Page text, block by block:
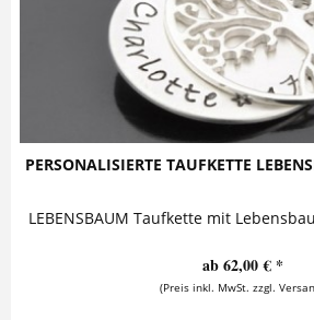
PERSONALISIERTE TAUFKETTE
ab 62,00 € *
(Preis inkl. MwSt. zzgl.